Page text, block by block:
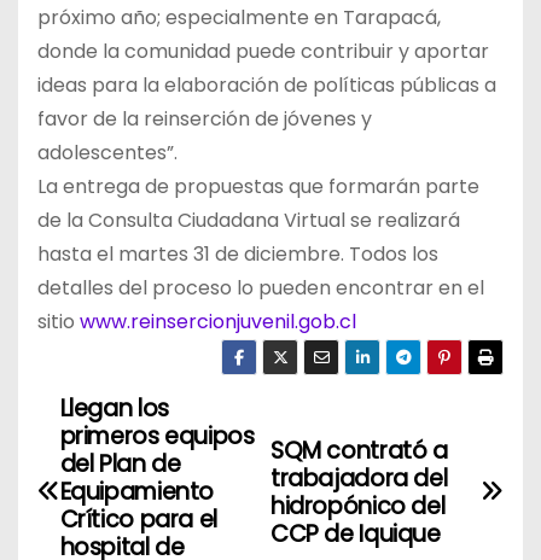
próximo año; especialmente en Tarapacá,
donde la comunidad puede contribuir y aportar
ideas para la elaboración de políticas públicas a
favor de la reinserción de jóvenes y
adolescentes”.
La entrega de propuestas que formarán parte
de la Consulta Ciudadana Virtual se realizará
hasta el martes 31 de diciembre. Todos los
detalles del proceso lo pueden encontrar en el
sitio www.reinsercionjuvenil.gob.cl
N
a
SQM contrató a
trabajadora del
hidropónico del
CCP de Iquique
Llegan los
primeros equipos
del Plan de
Equipamiento
Crítico para el
hospital de